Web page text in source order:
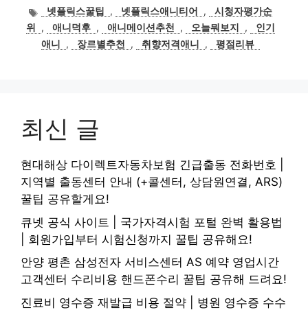
태넷플릭스꿀팁 , 넷플릭스애니티어 ,
시청자평가순
위
, 애니덕후 , 애니메이션추천 , 오늘뭐보지 ,
인기
애니
, 장르별추천 , 취향저격애니 , 평점리뷰
최신 글
현대해상 다이렉트자동차보험 긴급출동 전화번호 |
지역별 출동센터 안내 (+콜센터, 상담원연결, ARS)
꿀팁 공유할게요!
큐넷 공식 사이트 | 국가자격시험 포털 완벽 활용법
| 회원가입부터 시험신청까지 꿀팁 공유해요!
안양 평촌 삼성전자 서비스센터 AS 예약 영업시간
고객센터 수리비용 핸드폰수리 꿀팁 공유해 드려요!
진료비 영수증 재발급 비용 절약 | 병원 영수증 수수